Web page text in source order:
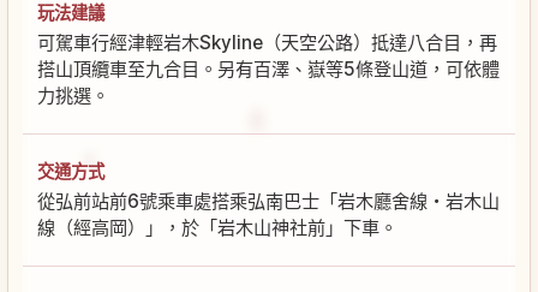
玩法建議
可駕車行經津輕岩木Skyline（天空公路）抵達八合目，再
搭山頂纜車至九合目。另有百澤、嶽等5條登山道，可依體
力挑選。
交通方式
從弘前站前6號乘車處搭乘弘南巴士「岩木廳舍線・岩木山
線（經高岡）」，於「岩木山神社前」下車。